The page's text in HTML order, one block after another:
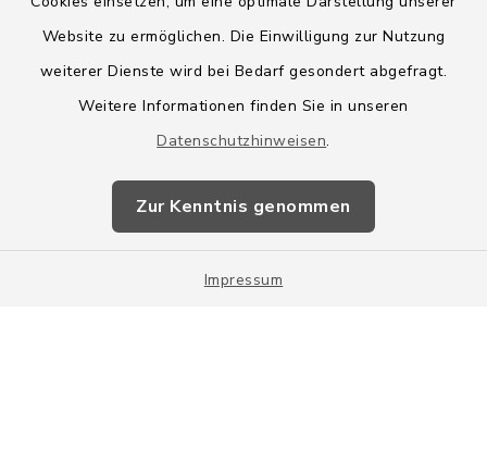
Website zu ermöglichen. Die Einwilligung zur Nutzung
weiterer Dienste wird bei Bedarf gesondert abgefragt.
Weitere Informationen finden Sie in unseren
Datenschutzhinweisen.
Zur Kenntnis genommen
Impressum
Barrierefreiheit
Impressum
Sitemap